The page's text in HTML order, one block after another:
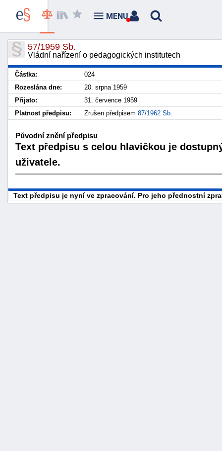
57/1959 Sb.
Vládní nařízení o pedagogických institutech
Částka:
024
Rozeslána dne:
20. srpna 1959
Přijato:
31. července 1959
Platnost předpisu:
Zrušen předpisem 87/1962 Sb.
Původní znění předpisu
Text předpisu s celou hlavičkou je
uživatele.
Text předpisu je nyní ve zpracování. Pro jeho přednostní
MENU